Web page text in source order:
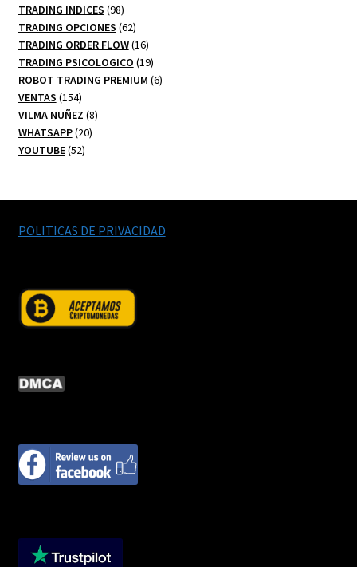
TRADING INDICES 9898
productos
TRADING OPCIONES 6262
productos
TRADING ORDER FLOW 1616
productos
TRADING PSICOLOGICO 1919
productos
ROBOT TRADING PREMIUM 66
VENTAS 154154
productos
VILMA NUÑEZ 88
WHATSAPP 2020
YOUTUBE 5252
POLITICAS DE PRIVACIDAD